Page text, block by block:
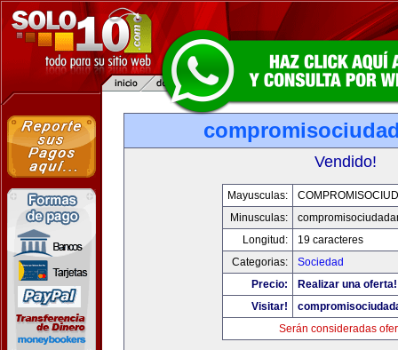
Vendido!
Mayusculas:
Minusculas:
Longitud:
19 caracteres
Categorias:
Sociedad
Precio:
Realizar una oferta!
Visitar!
Serán consideradas